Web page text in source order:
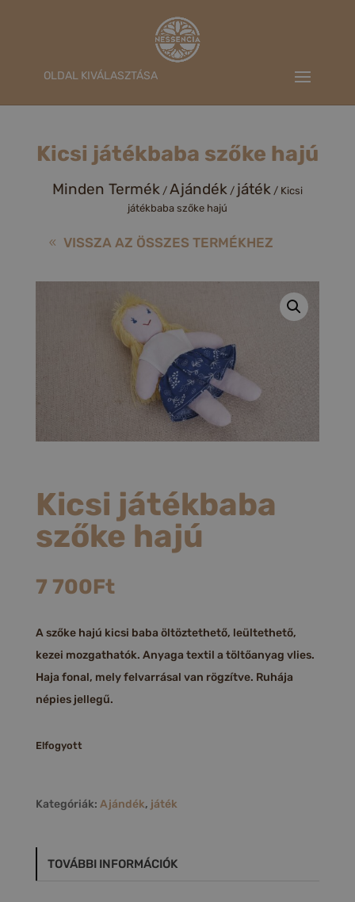
OLDAL KIVÁLASZTÁSA
Kicsi játékbaba szőke hajú
Minden Termék/ Ajándék/ játék/ Kicsi
játékbaba szőke hajú
VISSZA AZ ÖSSZES TERMÉKHEZ
Kicsi játékbaba
szőke hajú
7 700Ft
A szőke hajú kicsi baba öltöztethető, leültethető,
kezei mozgathatók. Anyaga textil a töltőanyag vlies.
Haja fonal, mely felvarrásal van rögzítve. Ruhája
népies jellegű.
Elfogyott
Kategóriák: Ajándék, játék
TOVÁBBI INFORMÁCIÓK